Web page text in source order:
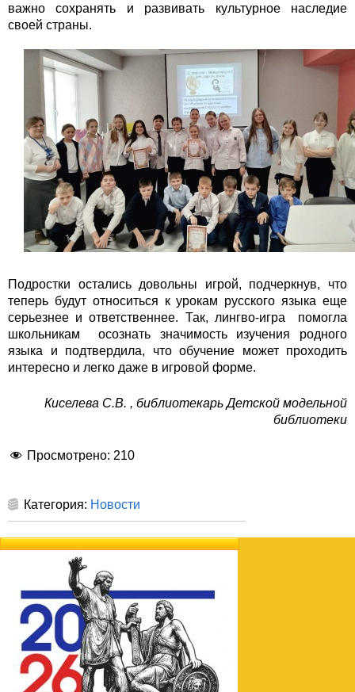
важно сохранять и развивать культурное наследие
своей страны.
Подростки остались довольны игрой, подчеркнув, что
теперь будут относиться к урокам русского языка еще
серьезнее и ответственнее. Так, лингво-игра помогла
школьникам осознать значимость изучения родного
языка и подтвердила, что обучение может проходить
интересно и легко даже в игровой форме.
Киселева С.В. , библиотекарь Детской модельной
библиотеки
Просмотрено: 210
Категория: Новости